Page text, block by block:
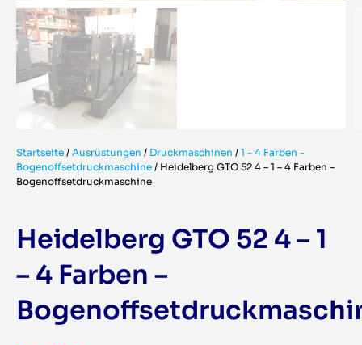
Startseite / Ausrüstungen / Druckmaschinen / 1 - 4 Farben -
Bogenoffsetdruckmaschine / Heidelberg GTO 52 4 – 1 – 4 Farben –
Bogenoffsetdruckmaschine
Heidelberg GTO 52 4 – 1
– 4 Farben –